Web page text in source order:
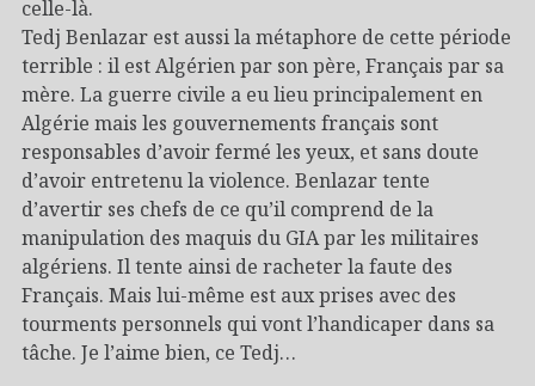
celle-là.
Tedj Benlazar est aussi la métaphore de cette période
terrible : il est Algérien par son père, Français par sa
mère. La guerre civile a eu lieu principalement en
Algérie mais les gouvernements français sont
responsables d’avoir fermé les yeux, et sans doute
d’avoir entretenu la violence. Benlazar tente
d’avertir ses chefs de ce qu’il comprend de la
manipulation des maquis du GIA par les militaires
algériens. Il tente ainsi de racheter la faute des
Français. Mais lui-même est aux prises avec des
tourments personnels qui vont l’handicaper dans sa
tâche. Je l’aime bien, ce Tedj…